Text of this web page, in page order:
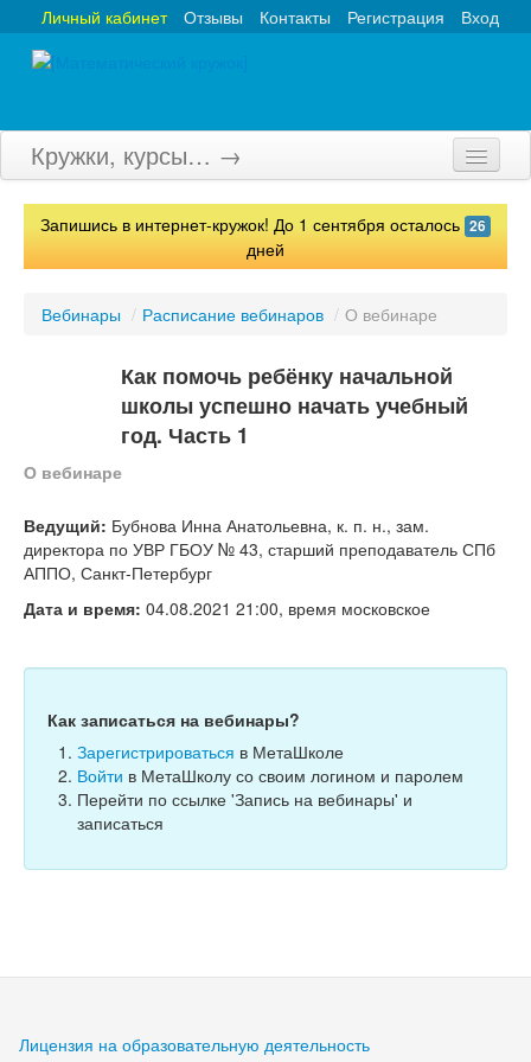
Вход
Регистрация
Контакты
Отзывы
Личный кабинет
Кружки, курсы… →
Главная
Конкурсы
Вебинары
Тесты
Книги
Учитель
Запишись в интернет-кружок! До 1 сентября осталось 26
дней
Вебинары / Расписание вебинаров / О вебинаре
Как помочь ребёнку начальной
школы успешно начать учебный
год. Часть 1
О вебинаре
Ведущий: Бубнова Инна Анатольевна, к. п. н., зам.
директора по УВР ГБОУ № 43, старший преподаватель СПб
АППО, Санкт-Петербург
Дата и время: 04.08.2021 21:00, время московское
Как записаться на вебинары?
Зарегистрироваться в МетаШколе
Войти в МетаШколу со своим логином и паролем
Перейти по ссылке 'Запись на вебинары' и
записаться
Лицензия на образовательную деятельность